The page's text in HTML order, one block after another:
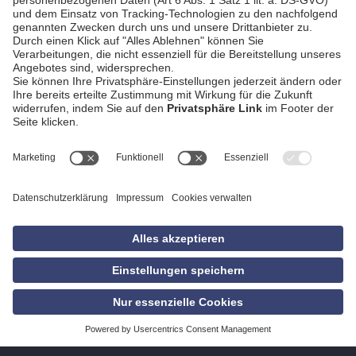
AGB
Datenschutzerklärung
Empfang
Privatsphäre